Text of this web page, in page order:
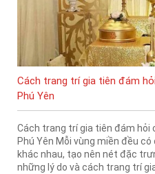
Cách trang trí gia tiên đám
Phú Yên
Cách trang trí gia tiên đám hỏi
Phú Yên Mỗi vùng miền đều
khác nhau, tạo nên nét đặc
những lý do và cách trang trí